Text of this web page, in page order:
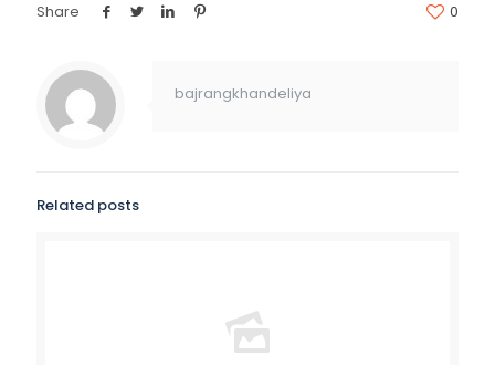
Share 0
bajrangkhandeliya
Related posts